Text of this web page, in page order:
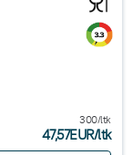
300/ltk
47,57EUR/ltk